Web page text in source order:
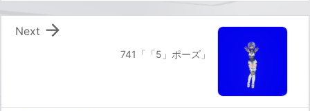
741「「5」ポーズ」

Next